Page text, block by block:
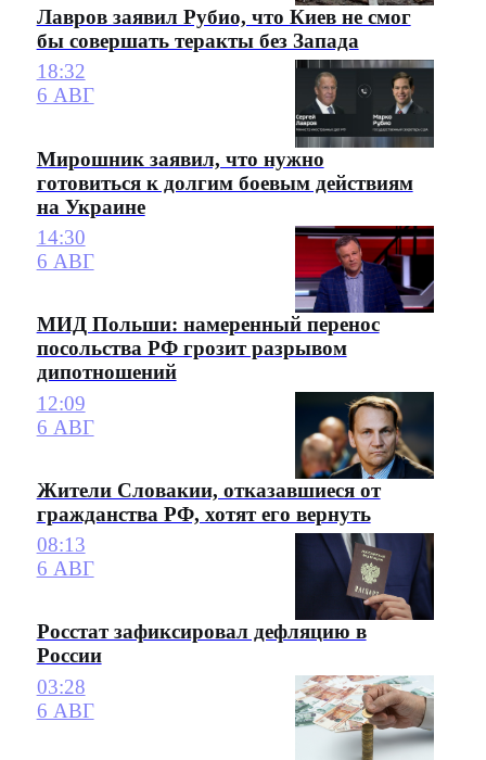
Лавров заявил Рубио, что Киев не смог
бы совершать теракты без Запада
18:32
6 АВГ
Мирошник заявил, что нужно
готовиться к долгим боевым действиям
на Украине
14:30
6 АВГ
МИД Польши: намеренный перенос
посольства РФ грозит разрывом
дипотношений
12:09
6 АВГ
Жители Словакии, отказавшиеся от
гражданства РФ, хотят его вернуть
08:13
6 АВГ
Росстат зафиксировал дефляцию в
России
03:28
6 АВГ